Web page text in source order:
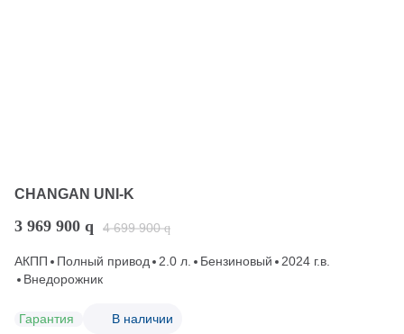
CHANGAN UNI-K
3 969 900 q 4 699 900 q
АКПП Полный привод 2.0 л. Бензиновый
2024 г.в.
Внедорожник
Гарантия В наличии